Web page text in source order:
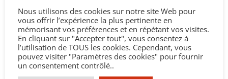
Nous utilisons des cookies sur notre site Web pour
vous offrir l’expérience la plus pertinente en
mémorisant vos préférences et en répétant vos visites.
En cliquant sur "Accepter tout", vous consentez à
l’utilisation de TOUS les cookies. Cependant, vous
pouvez visiter "Paramètres des cookies" pour fournir
un consentement contrôlé..